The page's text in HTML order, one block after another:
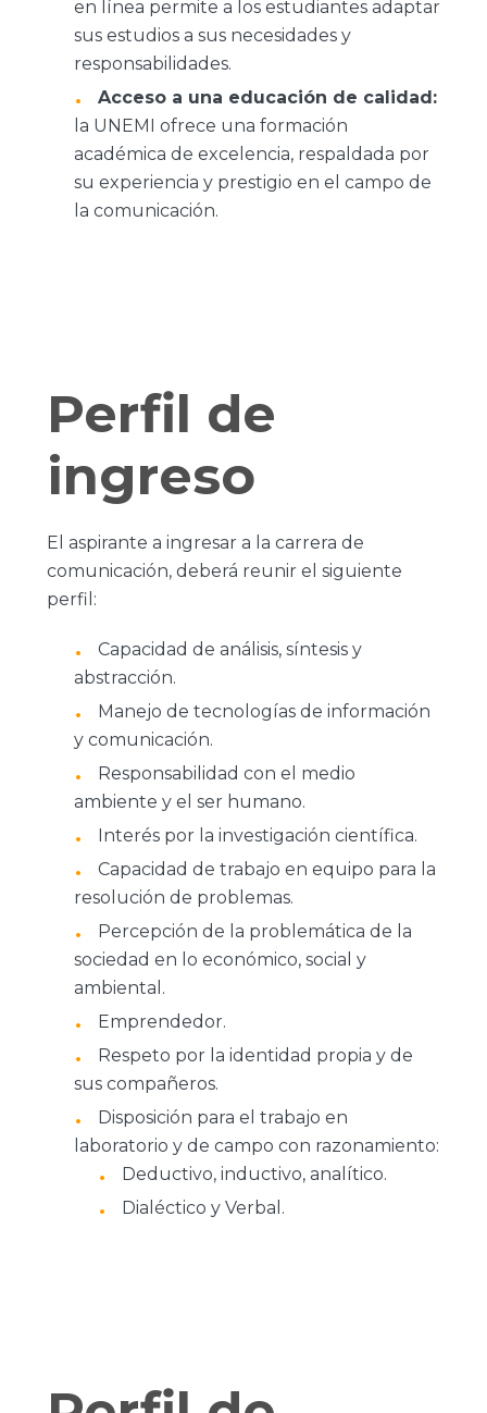
en línea permite a los estudiantes adaptar
sus estudios a sus necesidades y
responsabilidades.
Acceso a una educación de calidad:
la UNEMI ofrece una formación
académica de excelencia, respaldada por
su experiencia y prestigio en el campo de
la comunicación.
Perfil de
ingreso
El aspirante a ingresar a la carrera de
comunicación, deberá reunir el siguiente
perfil:
Capacidad de análisis, síntesis y
abstracción.
Manejo de tecnologías de información
y comunicación.
Responsabilidad con el medio
ambiente y el ser humano.
Interés por la investigación científica.
Capacidad de trabajo en equipo para la
resolución de problemas.
Percepción de la problemática de la
sociedad en lo económico, social y
ambiental.
Emprendedor.
Respeto por la identidad propia y de
sus compañeros.
Disposición para el trabajo en
laboratorio y de campo con razonamiento:
Deductivo, inductivo, analítico.
Dialéctico y Verbal.